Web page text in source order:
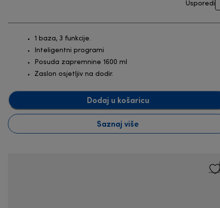
Usporedi
1 baza, 3 funkcije.
Inteligentni programi
Posuda zapremnine 1600 ml
Zaslon osjetljiv na dodir.
Dodaj u košaricu
Saznaj više